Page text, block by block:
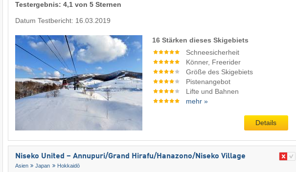
Testergebnis: 4,1 von 5 Sternen
Datum Testbericht: 16.03.2019
16 Stärken dieses Skigebiets
Schneesicherheit
Könner, Freerider
Größe des Skigebiets
Pistenangebot
Lifte und Bahnen
mehr »
Details
Niseko United – Annupuri/​Grand Hirafu/​Hanazono/​Niseko Village
Asien Japan Hokkaidō